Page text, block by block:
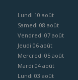
Lundi 10 août
Samedi 08 août
Vendredi 07 août
Jeudi 06 août
Mercredi 05 août
Mardi 04 août
Lundi 03 août